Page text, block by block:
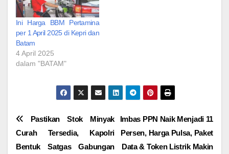
Ini Harga BBM Pertamina
per 1 April 2025 di Kepri dan
Batam
4 April 2025
dalam "BATAM"
Navigasi
pos
Imbas PPN Naik Menjadi 11
Persen, Harga Pulsa, Paket
Data & Token Listrik Makin
Pastikan Stok Minyak
Curah Tersedia, Kapolri
Bentuk Satgas Gabungan